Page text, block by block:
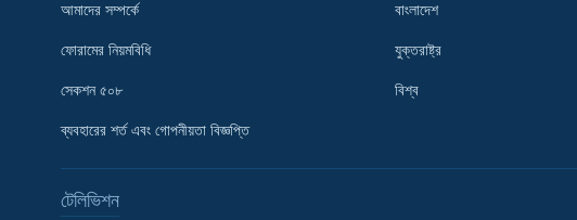
Learning English
আমাদের সম্পর্কে
ফোরামের নিয়মবিধি
সেকশন ৫০৮
ব্যবহারের শর্ত এবং গোপনীয়তা বিজ্ঞপ্তি
বাংলাদেশ
যুক্তরাষ্ট্র
বিশ্ব
টেলিভিশন